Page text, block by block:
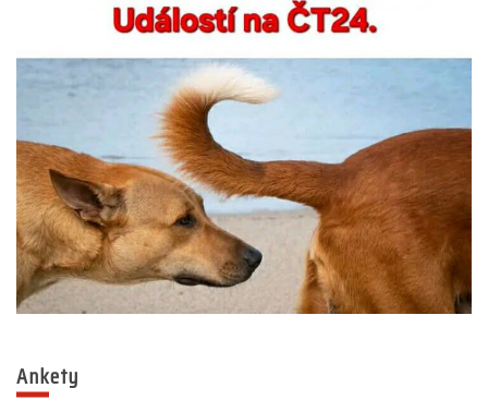
Ankety